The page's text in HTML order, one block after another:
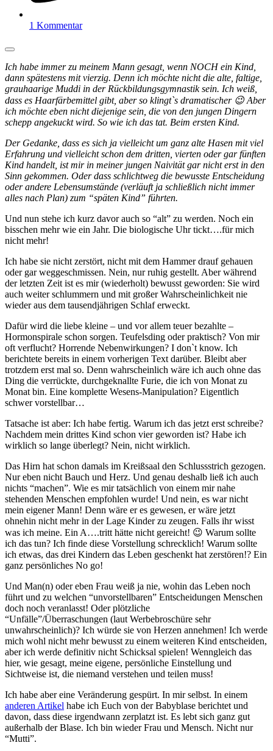
1 Kommentar
Ich habe immer zu meinem Mann gesagt, wenn NOCH ein Kind,
dann spätestens mit vierzig. Denn ich möchte nicht die alte, faltige,
grauhaarige Muddi in der Rückbildungsgymnastik sein. Ich weiß,
dass es Haarfärbemittel gibt, aber so klingt`s dramatischer 😉 Aber
ich möchte eben nicht diejenige sein, die von den jungen Dingern
schepp angekuckt wird. So wie ich das tat. Beim ersten Kind.
Der Gedanke, dass es sich ja vielleicht um ganz alte Hasen mit viel
Erfahrung und vielleicht schon dem dritten, vierten oder gar fünften
Kind handelt, ist mir in meiner jungen Naivität gar nicht erst in den
Sinn gekommen. Oder dass schlichtweg die bewusste Entscheidung
oder andere Lebensumstände (verläuft ja schließlich nicht immer
alles nach Plan) zum “späten Kind” führten.
Und nun stehe ich kurz davor auch so “alt” zu werden. Noch ein
bisschen mehr wie ein Jahr. Die biologische Uhr tickt….für mich
nicht mehr!
Ich habe sie nicht zerstört, nicht mit dem Hammer drauf gehauen
oder gar weggeschmissen. Nein, nur ruhig gestellt. Aber während
der letzten Zeit ist es mir (wiederholt) bewusst geworden: Sie wird
auch weiter schlummern und mit großer Wahrscheinlichkeit nie
wieder aus dem tausendjährigen Schlaf erweckt.
Dafür wird die liebe kleine – und vor allem teuer bezahlte –
Hormonspirale schon sorgen. Teufelsding oder praktisch? Von mir
oft verflucht? Horrende Nebenwirkungen? I don`t know. Ich
berichtete bereits in einem vorherigen Text darüber. Bleibt aber
trotzdem erst mal so. Denn wahrscheinlich wäre ich auch ohne das
Ding die verrückte, durchgeknallte Furie, die ich von Monat zu
Monat bin. Eine komplette Wesens-Manipulation? Eigentlich
schwer vorstellbar…
Tatsache ist aber: Ich habe fertig. Warum ich das jetzt erst schreibe?
Nachdem mein drittes Kind schon vier geworden ist? Habe ich
wirklich so lange überlegt? Nein, nicht wirklich.
Das Hirn hat schon damals im Kreißsaal den Schlussstrich gezogen.
Nur eben nicht Bauch und Herz. Und genau deshalb ließ ich auch
nichts “machen”. Wie es mir tatsächlich von einem mir nahe
stehenden Menschen empfohlen wurde! Und nein, es war nicht
mein eigener Mann! Denn wäre er es gewesen, er wäre jetzt
ohnehin nicht mehr in der Lage Kinder zu zeugen. Falls ihr wisst
was ich meine. Ein A….tritt hätte nicht gereicht! 😉 Warum sollte
ich das tun? Ich finde diese Vorstellung schrecklich! Warum sollte
ich etwas, das drei Kindern das Leben geschenkt hat zerstören!? Ein
ganz persönliches No go!
Und Man(n) oder eben Frau weiß ja nie, wohin das Leben noch
führt und zu welchen “unvorstellbaren” Entscheidungen Menschen
doch noch veranlasst! Oder plötzliche
“Unfälle”/Überraschungen (laut Werbebroschüre sehr
unwahrscheinlich)? Ich würde sie von Herzen annehmen! Ich werde
mich wohl nicht mehr bewusst zu einem weiteren Kind entscheiden,
aber ich werde definitiv nicht Schicksal spielen! Wenngleich das
hier, wie gesagt, meine eigene, persönliche Einstellung und
Sichtweise ist, die niemand verstehen und teilen muss!
Ich habe aber eine Veränderung gespürt. In mir selbst. In einem
anderen Artikel habe ich Euch von der Babyblase berichtet und
davon, dass diese irgendwann zerplatzt ist. Es lebt sich ganz gut
außerhalb der Blase. Ich bin wieder Frau und Mensch. Nicht nur
“Mutti”.